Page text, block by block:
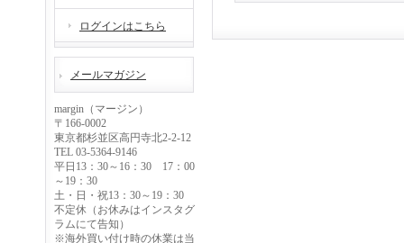
ログインはこちら
メールマガジン
margin（マージン）
〒166-0002
東京都杉並区高円寺北2-2-12
TEL 03-5364-9146
平日13：30～16：30 17：00
～19：30
土・日・祝13：30～19：30
不定休（お休みはインスタグ
ラムにて告知）
※海外買い付け時の休業は当